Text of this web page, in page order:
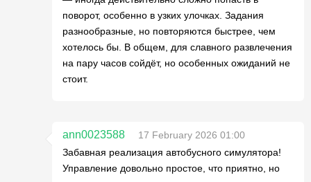
поворот, особенно в узких улочках. Задания
разнообразные, но повторяются быстрее, чем
хотелось бы. В общем, для славного развлечения
на пару часов сойдёт, но особенных ожиданий не
стоит.
ann0023588
17 February 2026 01:00
Забавная реализация автобусного симулятора!
Управление довольно простое, что приятно, но